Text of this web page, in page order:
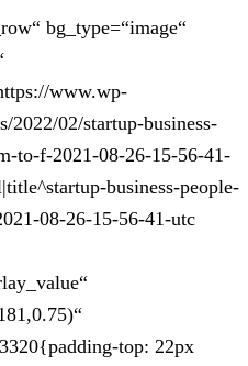
bg_type=“image“
www.wp-
2022/02/startup-business-
to-f-2021-08-26-15-56-41-
business-people-
08-26-15-56-41-utc
top: 22px